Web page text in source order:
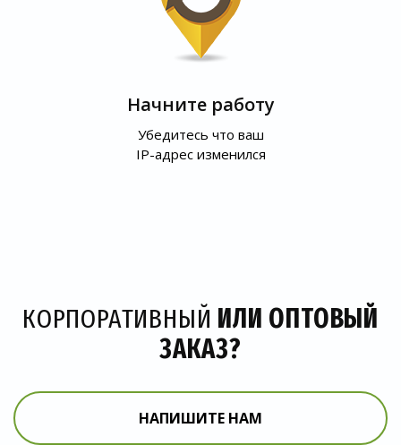
Начните работу
Убедитесь что ваш
IP-адрес изменился
КОРПОРАТИВНЫЙ ИЛИ ОПТОВЫЙ
ЗАКАЗ?
НАПИШИТЕ НАМ